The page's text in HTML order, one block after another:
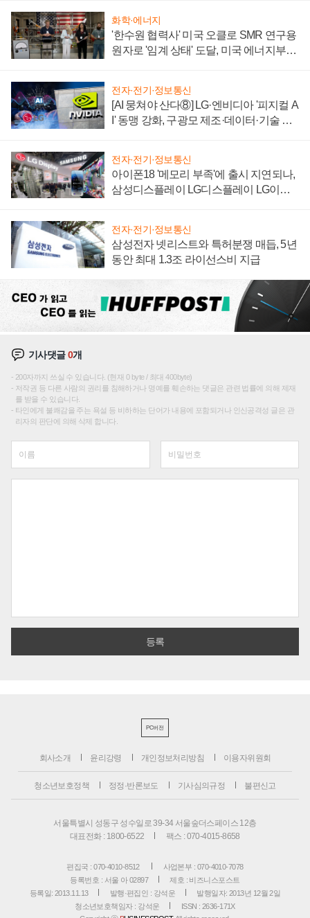
화학·에너지
'한수원 협력사' 미국 오클로 SMR 연구용
원자로 '임계 상태' 도달, 미국 에너지부
전자·전기·정보통신
[AI 뭉쳐야 산다⑧] LG·엔비디아 '피지컬 A
I' 동맹 강화, 구광모 제조·데이터·기술 결
전자·전기·정보통신
아이폰18 '메모리 부족'에 출시 지연되나,
삼성디스플레이 LG디스플레이 LG이노
전자·전기·정보통신
삼성전자 넷리스트와 특허분쟁 매듭, 5년
동안 최대 1.3조 라이선스비 지급
기사댓글0개
200자까지 쓰실 수 있습니다. (현재 0 byte / 최대 400byte)
저작권 등 다른 사람의 권리를 침해하거나 명예를 훼손하는 댓글은 관련 법률에 의해 제재
를 받을 수 있습니다.
타인에게 불쾌감을 주는 욕설 등 비하하는 단어가 내용에 포함되거나 인신공격성 글은 관
리자의 판단에 의해 삭제 합니다.
PC버전
회사소개 윤리강령 개인정보처리방침 이용자위원회
청소년보호정책 정정·반론보도 기사심의규정 불편신고
서울특별시 성동구 성수일로 39-34 서울숲더스페이스 12층
대표전화 : 1800-6522
팩스 : 070-4015-8658
편집국 : 070-4010-8512
사업본부 : 070-4010-7078
등록번호 : 서울 아 02897
제호 : 비즈니스포스트
등록일: 2013.11.13
발행·편집인 : 강석운
발행일자: 2013년 12월 2일
청소년보호책임자 : 강석운
ISSN : 2636-171X